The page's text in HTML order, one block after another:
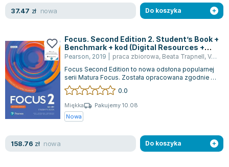
Joseph Murphy
Jan Sztaudynger
Oscar Wilde
Małgorzata Ohme
Maddie Ziegler
Leszek Czarnecki
Joanna Racewicz
Maria Seweryn
Janina Zającówna
Eric Helms
Anna Prus (oprac.)
37.47 zł nowa Do koszyka
Focus. Second Edition 2. Student’s Book +
Benchmark + kod (Digital Resources +
Interactive eBook)
Pearson, 2019 praca zbiorowa, Beata Trapnell, Vaughan Jones
Focus Second Edition to nowa odsłona popularnej
serii Matura Focus. Została opracowana zgodnie z
obowiązującą od września 2019 rok...
0.0
Miękka
Pakujemy 10.08
Nowa
158.76 zł nowa Do koszyka